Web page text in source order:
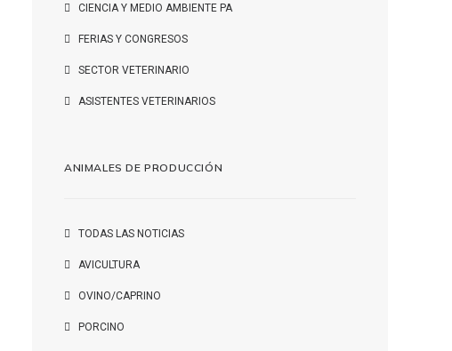
CIENCIA Y MEDIO AMBIENTE PA
FERIAS Y CONGRESOS
SECTOR VETERINARIO
ASISTENTES VETERINARIOS
ANIMALES DE PRODUCCIÓN
TODAS LAS NOTICIAS
AVICULTURA
OVINO/CAPRINO
PORCINO